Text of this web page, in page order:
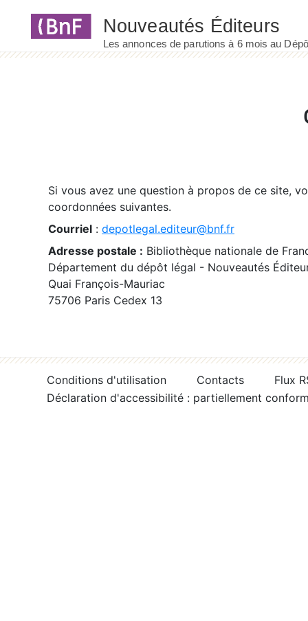
Si vous avez une question à propos de ce site,
coordonnées suivantes.
Courriel : depotlegal.editeur@bnf.fr
Adresse postale : Bibliothèque nationale de
Département du dépôt légal - Nouveautés
Quai François-Mauriac
75706 Paris Cedex 13
Conditions d'utilisation Contacts
Flux
Déclaration d'accessibilité : partiellement